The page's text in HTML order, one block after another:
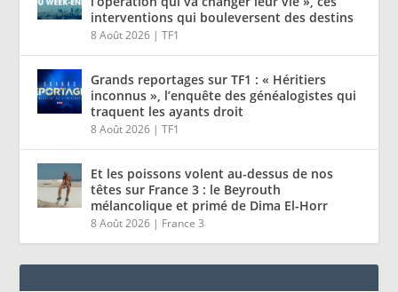
interventions qui bouleversent des destins
8 Août 2026 |TF1
Grands reportages sur TF1 : « Héritiers
inconnus », l’enquête des généalogistes qui
traquent les ayants droit
8 Août 2026 |TF1
Et les poissons volent au-dessus de nos
têtes sur France 3 : le Beyrouth
mélancolique et primé de Dima El-Horr
8 Août 2026 | France 3